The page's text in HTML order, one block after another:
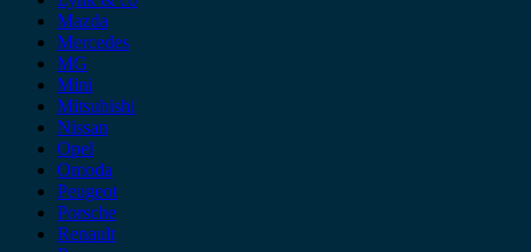
Mazda
Mercedes
MG
Mini
Mitsubishi
Nissan
Opel
Omoda
Peugeot
Porsche
Renault